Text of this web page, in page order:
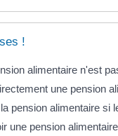
!
alimentaire n'est
une pension
pension alimentaire si
une pension